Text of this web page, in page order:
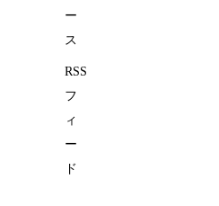
ー
ス
RSS
フ
ィ
ー
ド